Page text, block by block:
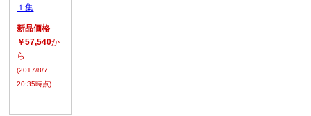
１集
新品価格
￥57,540か
ら
(2017/8/7
20:35時点)